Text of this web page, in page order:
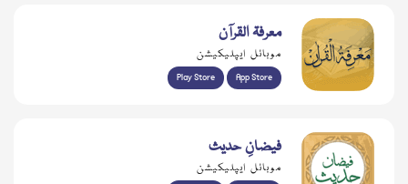
معرفۃ القرآن
موبائل ایپلیکیشن
Play Store App Store
فیضانِ حدیث
موبائل ایپلیکیشن